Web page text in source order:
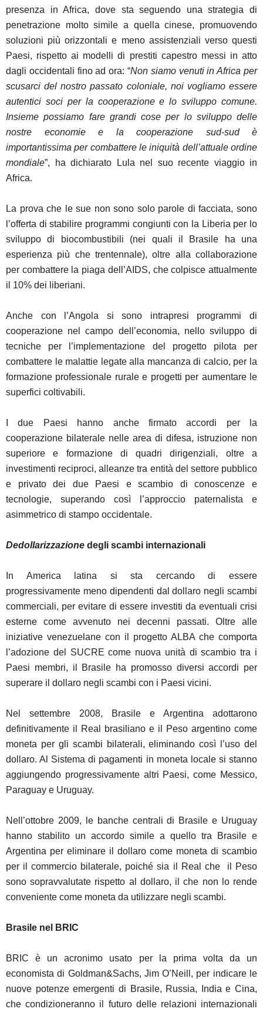
presenza in Africa, dove sta seguendo una strategia di
penetrazione molto simile a quella cinese, promuovendo
soluzioni più orizzontali e meno assistenziali verso questi
Paesi, rispetto ai modelli di prestiti capestro messi in atto
dagli occidentali fino ad ora: “Non siamo venuti in Africa per
scusarci del nostro passato coloniale, noi vogliamo essere
autentici soci per la cooperazione e lo sviluppo comune.
Insieme possiamo fare grandi cose per lo sviluppo delle
nostre economie e la cooperazione sud-sud è
importantissima per combattere le iniquità dell’attuale ordine
mondiale”, ha dichiarato Lula nel suo recente viaggio in
Africa.
La prova che le sue non sono solo parole di facciata, sono
l’offerta di stabilire programmi congiunti con la Liberia per lo
sviluppo di biocombustibili (nei quali il Brasile ha una
esperienza più che trentennale), oltre alla collaborazione
per combattere la piaga dell’AIDS, che colpisce attualmente
il 10% dei liberiani.
Anche con l’Angola si sono intrapresi programmi di
cooperazione nel campo dell’economia, nello sviluppo di
tecniche per l’implementazione del progetto pilota per
combattere le malattie legate alla mancanza di calcio, per la
formazione professionale rurale e progetti per aumentare le
superfici coltivabili.
I due Paesi hanno anche firmato accordi per la
cooperazione bilaterale nelle area di difesa, istruzione non
superiore e formazione di quadri dirigenziali, oltre a
investimenti reciproci, alleanze tra entità del settore pubblico
e privato dei due Paesi e scambio di conoscenze e
tecnologie, superando così l’approccio paternalista e
asimmetrico di stampo occidentale.
Dedollarizzazione degli scambi internazionali
In America latina si sta cercando di essere
progressivamente meno dipendenti dal dollaro negli scambi
commerciali, per evitare di essere investiti da eventuali crisi
esterne come avvenuto nei decenni passati. Oltre alle
iniziative venezuelane con il progetto ALBA che comporta
l’adozione del SUCRE come nuova unità di scambio tra i
Paesi membri, il Brasile ha promosso diversi accordi per
superare il dollaro negli scambi con i Paesi vicini.
Nel settembre 2008, Brasile e Argentina adottarono
definitivamente il Real brasiliano e il Peso argentino come
moneta per gli scambi bilaterali, eliminando così l’uso del
dollaro. Al Sistema di pagamenti in moneta locale si stanno
aggiungendo progressivamente altri Paesi, come Messico,
Paraguay e Uruguay.
Nell’ottobre 2009, le banche centrali di Brasile e Uruguay
hanno stabilito un accordo simile a quello tra Brasile e
Argentina per eliminare il dollaro come moneta di scambio
per il commercio bilaterale, poiché sia il Real che il Peso
sono sopravvalutate rispetto al dollaro, il che non lo rende
conveniente come moneta da utilizzare negli scambi.
Brasile nel BRIC
BRIC è un acronimo usato per la prima volta da un
economista di Goldman&Sachs, Jim O’Neill, per indicare le
nuove potenze emergenti di Brasile, Russia, India e Cina,
che condizioneranno il futuro delle relazioni internazionali